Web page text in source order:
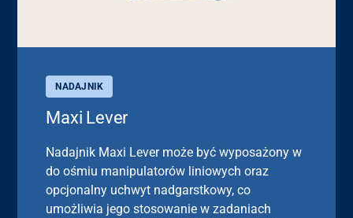
NADAJNIK
Maxi Lever
Nadajnik Maxi Lever może być wyposażony w
do ośmiu manipulatorów liniowych oraz
opcjonalny uchwyt nadgarstkowy, co
umożliwia jego stosowanie w zadaniach